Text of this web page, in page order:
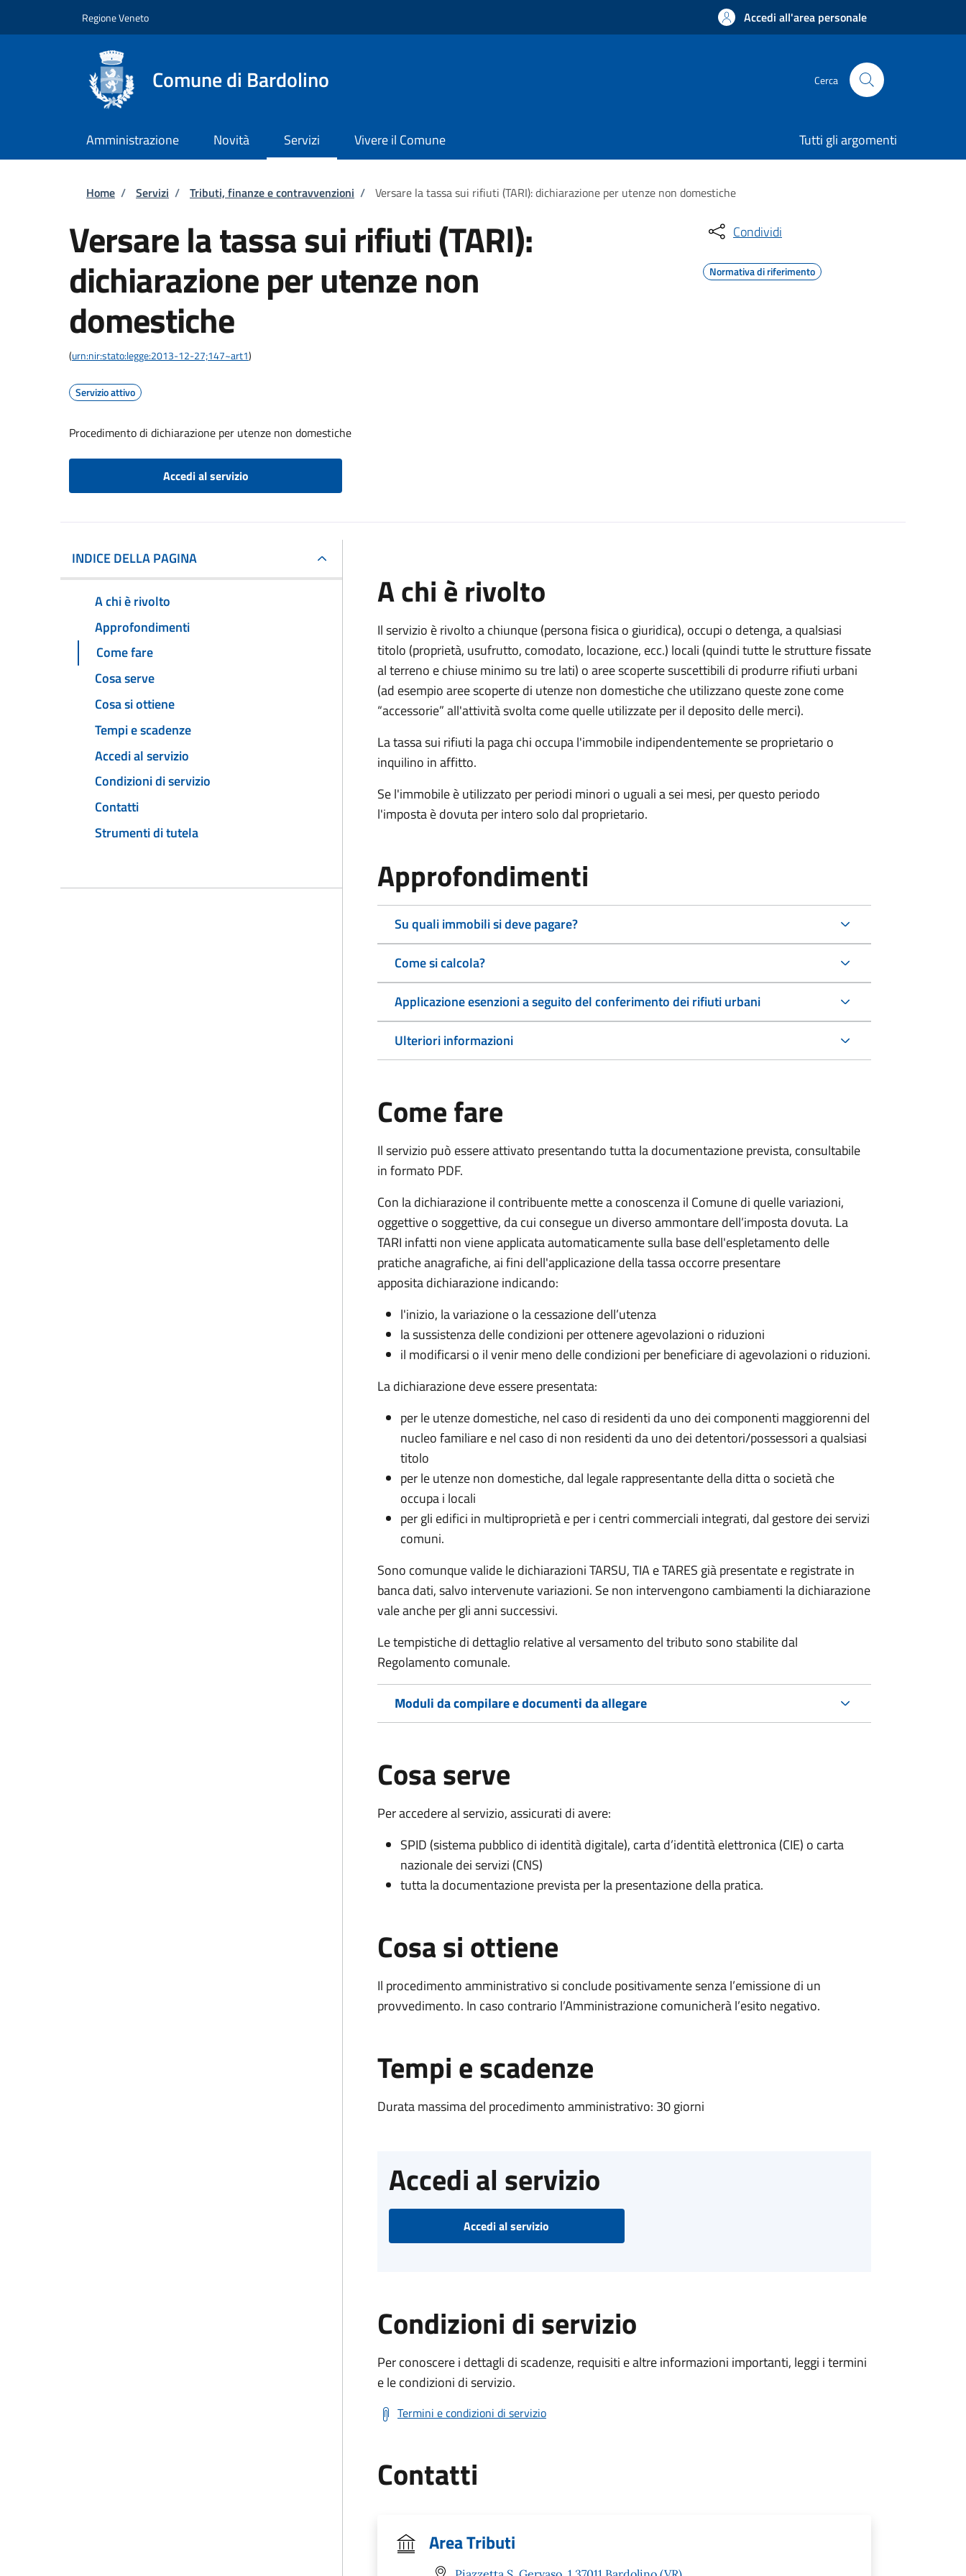
Regione Veneto Accedi all'area personale
Comune di Bardolino Cerca
Amministrazione Novità Servizi Vivere il Comune Tutti gli argomenti
Briciole di pane
Home / Servizi / Tributi, finanze e contravvenzioni / Versare la tassa sui rifiuti (TARI): dichiarazione per utenze non domestiche
Versare la tassa sui rifiuti (TARI):
dichiarazione per utenze non
domestiche
(urn:nir:stato:legge:2013-12-27;147~art1)
Servizio attivo
Procedimento di dichiarazione per utenze non domestiche
Accedi al servizio
Condividi
Normativa di riferimento
INDICE DELLA PAGINA
A chi è rivolto
Approfondimenti
Come fare
Cosa serve
Cosa si ottiene
Tempi e scadenze
Accedi al servizio
Condizioni di servizio
Contatti
Strumenti di tutela
A chi è rivolto
Il servizio è rivolto a chiunque (persona fisica o giuridica), occupi o detenga, a qualsiasi
titolo (proprietà, usufrutto, comodato, locazione, ecc.) locali (quindi tutte le strutture fissate
al terreno e chiuse minimo su tre lati) o aree scoperte suscettibili di produrre rifiuti urbani
(ad esempio aree scoperte di utenze non domestiche che utilizzano queste zone come
“accessorie” all'attività svolta come quelle utilizzate per il deposito delle merci).
La tassa sui rifiuti la paga chi occupa l'immobile indipendentemente se proprietario o
inquilino in affitto.
Se l'immobile è utilizzato per periodi minori o uguali a sei mesi, per questo periodo
l'imposta è dovuta per intero solo dal proprietario.
Approfondimenti
Su quali immobili si deve pagare?
Come si calcola?
Applicazione esenzioni a seguito del conferimento dei rifiuti urbani
Ulteriori informazioni
Come fare
Il servizio può essere attivato presentando tutta la documentazione prevista, consultabile
in formato PDF.
Con la dichiarazione il contribuente mette a conoscenza il Comune di quelle variazioni,
oggettive o soggettive, da cui consegue un diverso ammontare dell’imposta dovuta. La
TARI infatti non viene applicata automaticamente sulla base dell'espletamento delle
pratiche anagrafiche, ai fini dell'applicazione della tassa occorre presentare
apposita dichiarazione indicando:
l'inizio, la variazione o la cessazione dell’utenza
la sussistenza delle condizioni per ottenere agevolazioni o riduzioni
il modificarsi o il venir meno delle condizioni per beneficiare di agevolazioni o riduzioni.
La dichiarazione deve essere presentata:
per le utenze domestiche, nel caso di residenti da uno dei componenti maggiorenni del
nucleo familiare e nel caso di non residenti da uno dei detentori/possessori a qualsiasi
titolo
per le utenze non domestiche, dal legale rappresentante della ditta o società che
occupa i locali
per gli edifici in multiproprietà e per i centri commerciali integrati, dal gestore dei servizi
comuni.
Sono comunque valide le dichiarazioni TARSU, TIA e TARES già presentate e registrate in
banca dati, salvo intervenute variazioni. Se non intervengono cambiamenti la dichiarazione
vale anche per gli anni successivi.
Le tempistiche di dettaglio relative al versamento del tributo sono stabilite dal
Regolamento comunale.
Moduli da compilare e documenti da allegare
Cosa serve
Per accedere al servizio, assicurati di avere:
SPID (sistema pubblico di identità digitale), carta d’identità elettronica (CIE) o carta
nazionale dei servizi (CNS)
tutta la documentazione prevista per la presentazione della pratica.
Cosa si ottiene
Il procedimento amministrativo si conclude positivamente senza l’emissione di un
provvedimento. In caso contrario l’Amministrazione comunicherà l’esito negativo.
Tempi e scadenze
Durata massima del procedimento amministrativo: 30 giorni
Accedi al servizio
Accedi al servizio
Condizioni di servizio
Per conoscere i dettagli di scadenze, requisiti e altre informazioni importanti, leggi i termini
e le condizioni di servizio.
Termini e condizioni di servizio
Contatti
Area Tributi